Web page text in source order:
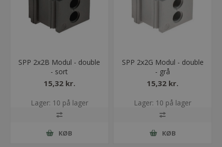
SPP 2x2B Modul - double
- sort
15,32 kr.
Lager: 10 på lager
KØB
SPP 2x2G Modul - double
- grå
15,32 kr.
Lager: 10 på lager
KØB